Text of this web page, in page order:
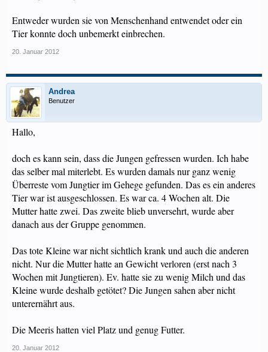
Entweder wurden sie von Menschenhand entwendet oder ein
Tier konnte doch unbemerkt einbrechen.
20. Januar 2012
Andrea
Benutzer
Hallo,
doch es kann sein, dass die Jungen gefressen wurden. Ich habe
das selber mal miterlebt. Es wurden damals nur ganz wenig
Überreste vom Jungtier im Gehege gefunden. Das es ein anderes
Tier war ist ausgeschlossen. Es war ca. 4 Wochen alt. Die
Mutter hatte zwei. Das zweite blieb unversehrt, wurde aber
danach aus der Gruppe genommen.
Das tote Kleine war nicht sichtlich krank und auch die anderen
nicht. Nur die Mutter hatte an Gewicht verloren (erst nach 3
Wochen mit Jungtieren). Ev. hatte sie zu wenig Milch und das
Kleine wurde deshalb getötet? Die Jungen sahen aber nicht
unterernährt aus.
Die Meeris hatten viel Platz und genug Futter.
20. Januar 2012